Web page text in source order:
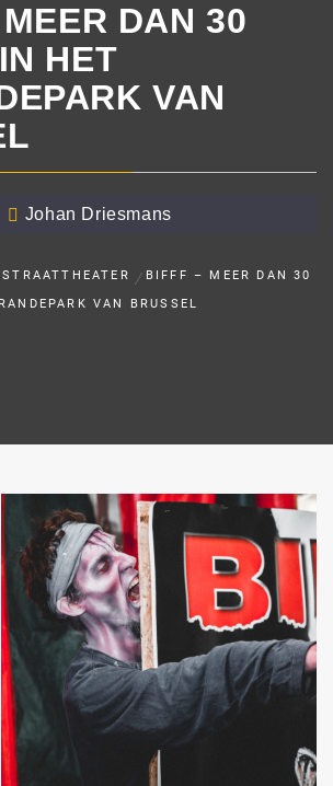
DAN 30
HET
VAN
Johan Driesmans
STRAATTHEATER
BIFFF – MEER DAN 30
VAN BRUSSEL